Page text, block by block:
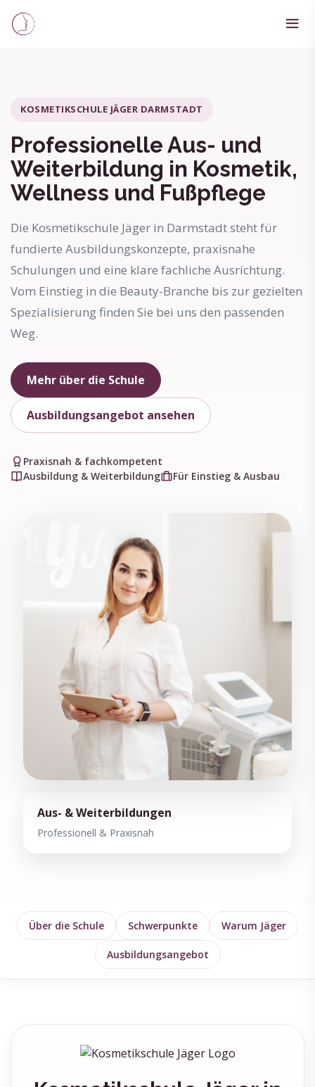
KOSMETIKSCHULE JÄGER DARMSTADT
Professionelle Aus- und
Weiterbildung in Kosmetik,
Wellness und Fußpflege
Die Kosmetikschule Jäger in Darmstadt steht für
fundierte Ausbildungskonzepte, praxisnahe
Schulungen und eine klare fachliche Ausrichtung.
Vom Einstieg in die Beauty-Branche bis zur gezielten
Spezialisierung finden Sie bei uns den passenden
Weg.
Mehr über die Schule
Ausbildungsangebot ansehen
Praxisnah & fachkompetent
Ausbildung & Weiterbildung
Für Einstieg & Ausbau
Aus- & Weiterbildungen
Professionell & Praxisnah
Über die Schule Schwerpunkte Warum Jäger
Ausbildungsangebot